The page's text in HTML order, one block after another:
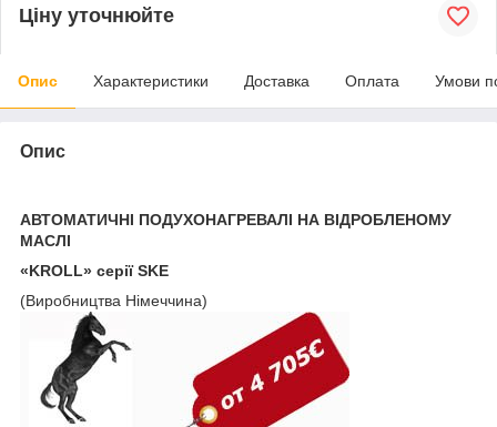
Ціну уточнюйте
Опис Характеристики Доставка Оплата Умови
Опис
АВТОМАТИЧНІ ПОДУХОНАГРЕВАЛІ НА ВІДРОБЛЕНОМУ
МАСЛІ
«KROLL» серії SKE
(Виробництва Німеччина)